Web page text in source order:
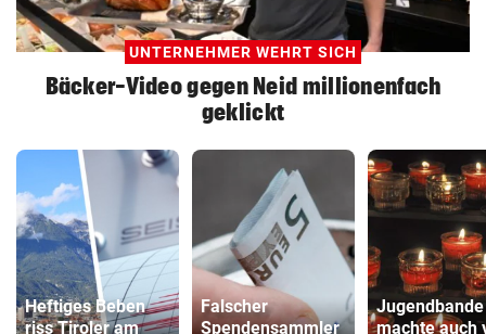
UNTERNEHMER WEHRT SICH
Bäcker-Video gegen Neid millionenfach
geklickt
Heftiges Beben
riss Tiroler am
Falscher
Spendensammler
Jugendbande
machte auch